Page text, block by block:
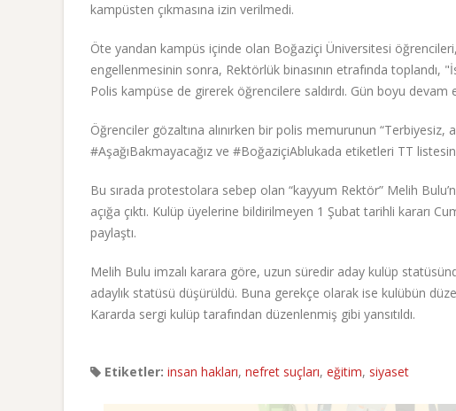
kampüsten çıkmasına izin verilmedi.
Öte yandan kampüs içinde olan Boğaziçi Üniversitesi öğrencileri,
engellenmesinin sonra, Rektörlük binasının etrafında
Polis kampüse de girerek öğrencilere saldırdı. Gün boyu devam
Öğrenciler gözaltına alınırken bir polis memurunun
#AşağıBakmayacağız ve #BoğaziçiAblukada etiketleri TT
Bu sırada protestolara sebep olan “kayyum Rektör” Melih
açığa çıktı. Kulüp üyelerine bildirilmeyen 1 Şubat tarihli kararı
paylaştı.
Melih Bulu imzalı karara göre, uzun süredir aday kulüp
adaylık statüsü düşürüldü. Buna gerekçe olarak ise kulübün
Kararda sergi kulüp tarafından düzenlenmiş gibi yansıtıldı.
Etiketler: insan hakları, nefret suçları, eğitim, siyaset